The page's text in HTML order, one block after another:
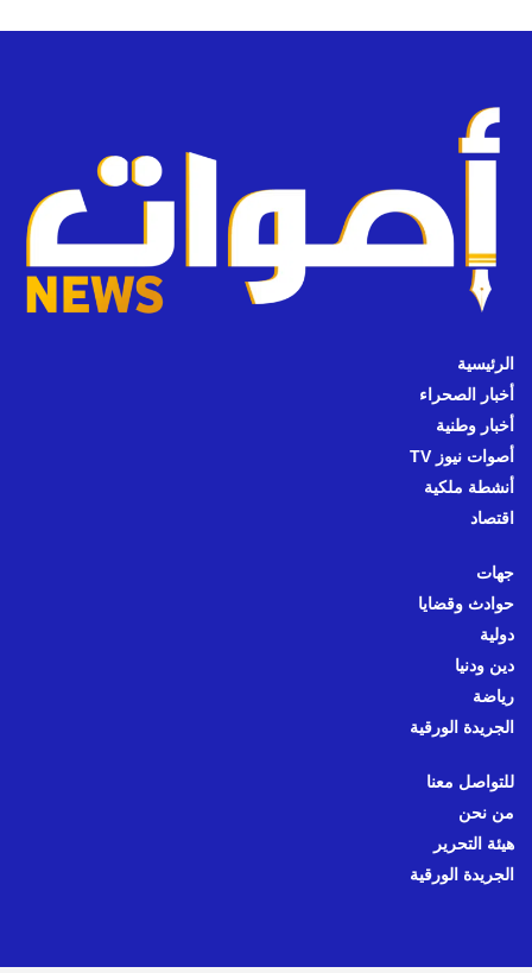
الرئيسية
أخبار الصحراء
أخبار وطنية
أصوات نيوز TV
أنشطة ملكية
اقتصاد
جهات
حوادث وقضايا
دولية
دين ودنيا
رياضة
الجريدة الورقية
للتواصل معنا
من نحن
هيئة التحرير
الجريدة الورقية